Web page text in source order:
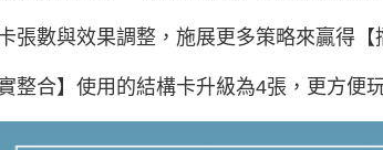
張數與效果調整，施展更多策略來贏得【
實整合】使用的結構卡升級為4張，更方便